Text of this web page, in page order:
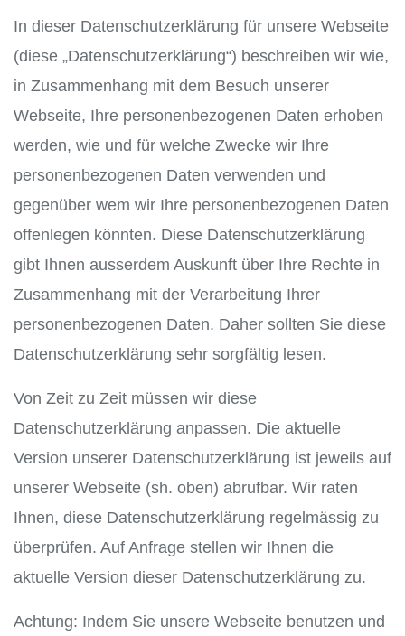
In dieser Datenschutzerklärung für unsere Webseite
(diese „Datenschutzerklärung“) beschreiben wir wie,
in Zusammenhang mit dem Besuch unserer
Webseite, Ihre personenbezogenen Daten erhoben
werden, wie und für welche Zwecke wir Ihre
personenbezogenen Daten verwenden und
gegenüber wem wir Ihre personenbezogenen Daten
offenlegen könnten. Diese Datenschutzerklärung
gibt Ihnen ausserdem Auskunft über Ihre Rechte in
Zusammenhang mit der Verarbeitung Ihrer
personenbezogenen Daten. Daher sollten Sie diese
Datenschutzerklärung sehr sorgfältig lesen.
Von Zeit zu Zeit müssen wir diese
Datenschutzerklärung anpassen. Die aktuelle
Version unserer Datenschutzerklärung ist jeweils auf
unserer Webseite (sh. oben) abrufbar. Wir raten
Ihnen, diese Datenschutzerklärung regelmässig zu
überprüfen. Auf Anfrage stellen wir Ihnen die
aktuelle Version dieser Datenschutzerklärung zu.
Achtung: Indem Sie unsere Webseite benutzen und